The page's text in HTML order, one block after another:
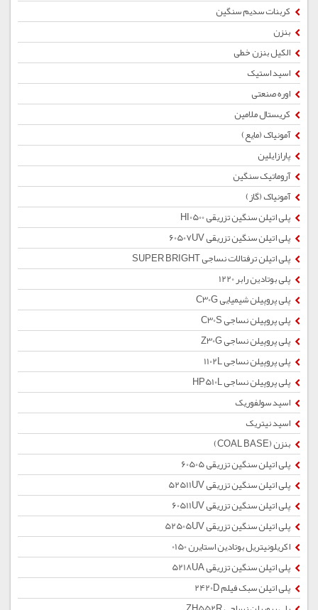
کربنات سدیم سنگین
بنزن
الکیل بنزن خطی
اسید استیک
اوره صنعتی
کریستال ملامین
آمونیاک (مایع)
پارازایلین
آروماتیک سنگین
آمونیاک (گاز)
پلی اتیلن سنگین تزریقی HI0500
پلی اتیلن سنگین تزریقی 60507UV
پلی اتیلن ترفتالات نساجی SUPER BRIGHT
پلی بوتادین رابر 1220
پلی پروپیلن شیمیایی C30G
پلی پروپیلن نساجی C30S
پلی پروپیلن نساجی Z30G
پلی پروپیلن نساجی 1102L
پلی پروپیلن نساجی HP510L
اسید سولفوریک
اسید نیتریک
بنزن (COAL BASE)
پلی اتیلن سنگین تزریقی 60505
پلی اتیلن سنگین تزریقی 52511UV
پلی اتیلن سنگین تزریقی 60511UV
پلی اتیلن سنگین تزریقی 52505UV
اکریلونیتریل بوتادین استایرن 0150
پلی اتیلن سنگین تزریقی 5218UA
پلی اتیلن سبک فیلم 2420D